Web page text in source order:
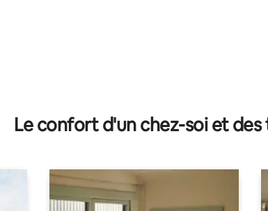
Le confort d'un chez-soi et